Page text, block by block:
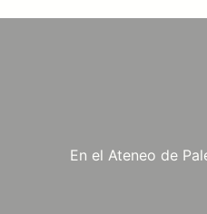
En el Ateneo de